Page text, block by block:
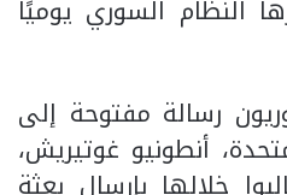
النظام السوري يوميًا
رسالة مفتوحة إلى
أنطونيو غوتيريش،